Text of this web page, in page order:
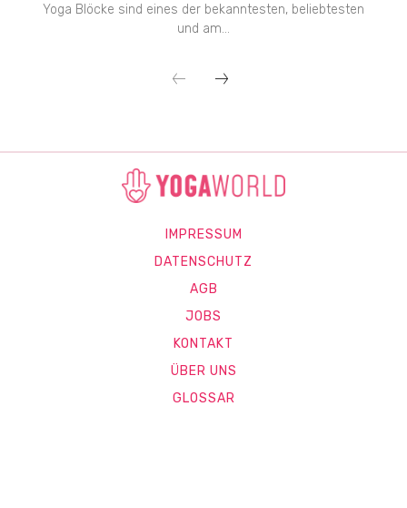
Yoga Blöcke sind eines der bekanntesten, beliebtesten
und am...
IMPRESSUM
DATENSCHUTZ
AGB
JOBS
KONTAKT
ÜBER UNS
GLOSSAR